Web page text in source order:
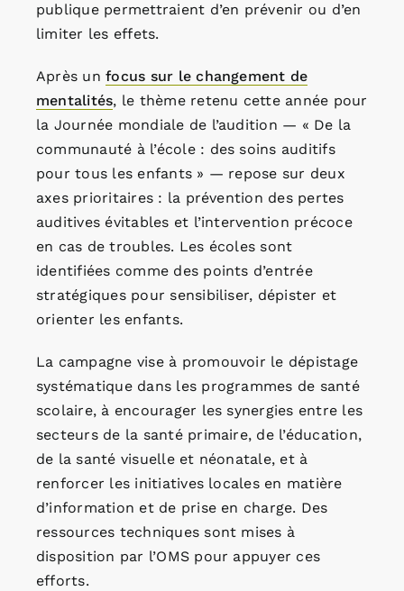
publique permettraient d’en prévenir ou d’en
limiter les effets.
Après unfocus sur le changement de
mentalités, le thème retenu cette année pour
la Journée mondiale de l’audition — « De la
communauté à l’école : des soins auditifs
pour tous les enfants » — repose sur deux
axes prioritaires : la prévention des pertes
auditives évitables et l’intervention précoce
en cas de troubles. Les écoles sont
identifiées comme des points d’entrée
stratégiques pour sensibiliser, dépister et
orienter les enfants.
La campagne vise à promouvoir le dépistage
systématique dans les programmes de santé
scolaire, à encourager les synergies entre les
secteurs de la santé primaire, de l’éducation,
de la santé visuelle et néonatale, et à
renforcer les initiatives locales en matière
d’information et de prise en charge. Des
ressources techniques sont mises à
disposition par l’OMS pour appuyer ces
efforts.